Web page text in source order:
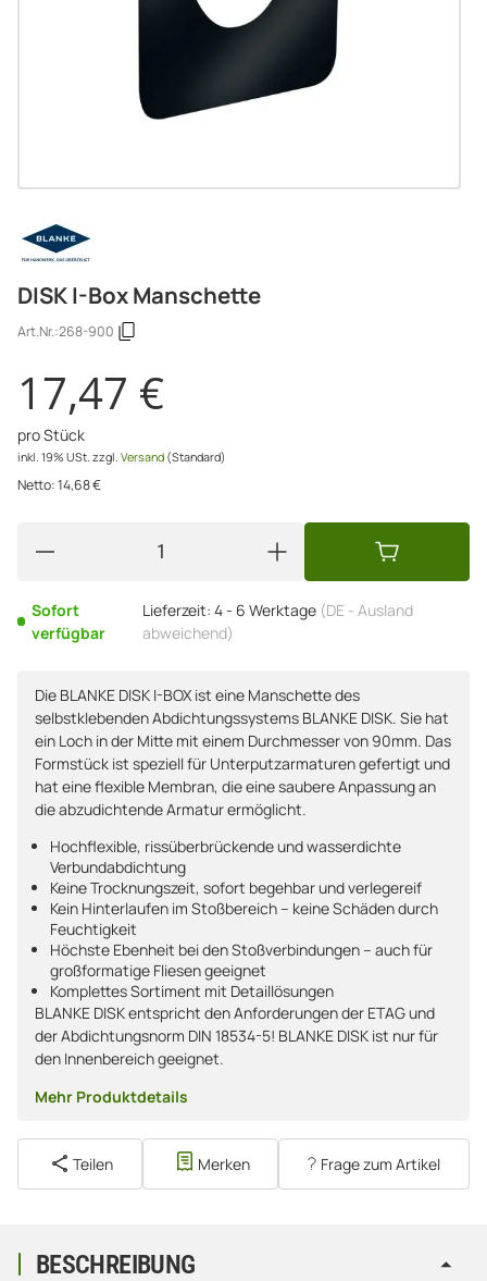
DISK I-Box Manschette
Art.Nr.:268-900
17,47 €
pro Stück
inkl. 19% USt. zzgl. Versand (Standard)
Netto:14,68€
Sofort
verfügbar
Lieferzeit: 4 - 6 Werktage (DE - Ausland
abweichend)
Die BLANKE DISK I-BOX ist eine Manschette des
selbstklebenden Abdichtungssystems BLANKE DISK. Sie hat
ein Loch in der Mitte mit einem Durchmesser von 90mm. Das
Formstück ist speziell für Unterputzarmaturen gefertigt und
hat eine flexible Membran, die eine saubere Anpassung an
die abzudichtende Armatur ermöglicht.
Hochflexible, rissüberbrückende und wasserdichte
Verbundabdichtung
Keine Trocknungszeit, sofort begehbar und verlegereif
Kein Hinterlaufen im Stoßbereich – keine Schäden durch
Feuchtigkeit
Höchste Ebenheit bei den Stoßverbindungen – auch für
großformatige Fliesen geeignet
Komplettes Sortiment mit Detaillösungen
BLANKE DISK entspricht den Anforderungen der ETAG und
der Abdichtungsnorm DIN 18534-5! BLANKE DISK ist nur für
den Innenbereich geeignet.
Mehr Produktdetails
Teilen Merken Frage zum Artikel
BESCHREIBUNG